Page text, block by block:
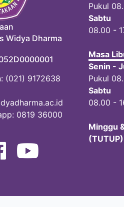
Widya Dharma
(021) 9172638
0819 36000
Pukul
Sabtu
08.00 -
Masa
Senin -
Pukul
Sabtu
08.00 -
Minggu
(TUTUP)